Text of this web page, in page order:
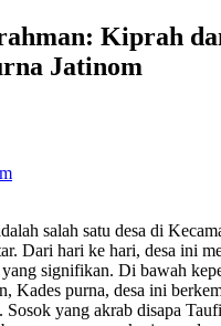
Kiprah
Jatinom
salah satu desa di
Dari hari ke hari, desa ini
signifikan. Di bawah
Kades purna, desa ini
Sosok yang akrab disapa